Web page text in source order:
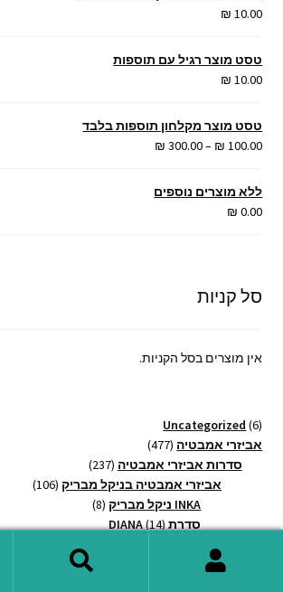
₪ 10.00
טסט מוצר רגיל עם תוספות
₪ 10.00
טסט מוצר מקלחון תוספות בלבד
₪ 100.00
–
₪ 300.00
טווח
ללא מוצרים נוספים
₪ 0.00
סל קניות
אין מוצרים בסל הקניות.
Uncategorized 6
6
מוצרים
אביזרי אמבטיה 477
477
מוצרים
סדרות אביזרי אמבטיה 237
237
מוצרים
אביזרי אמבטיה בניקל מבריק 106
106
INKA ניקל מבריק 8
8
מוצרים
סדרת DIANA 14
14
מוצרים